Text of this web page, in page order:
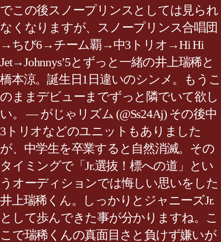
でこの後スノープリンスとしては見られ
なくなりますが、スノープリンス合唱団
→ちび6→チーム覇→中3トリオ→Hi Hi
Jet→Johnnys’5とずっと一緒の井上瑞稀と
橋本涼。誕生日1日違いのシンメ。もうこ
のままデビューまでずっと隣でいて欲し
い。 — がじゃリズム (@Ss24Aj) その後中
3トリオなどのユニットもありました
が、中学生を卒業すると自然消滅。その
タイミングで「Jr.選抜！標への道」とい
うオーディションでは悔しい思いをした
井上瑞稀くん。しっかりとジャニーズJr.
として歩んできた事が分かりますね。こ
こで瑞稀くんの真面目さと負けず嫌いが